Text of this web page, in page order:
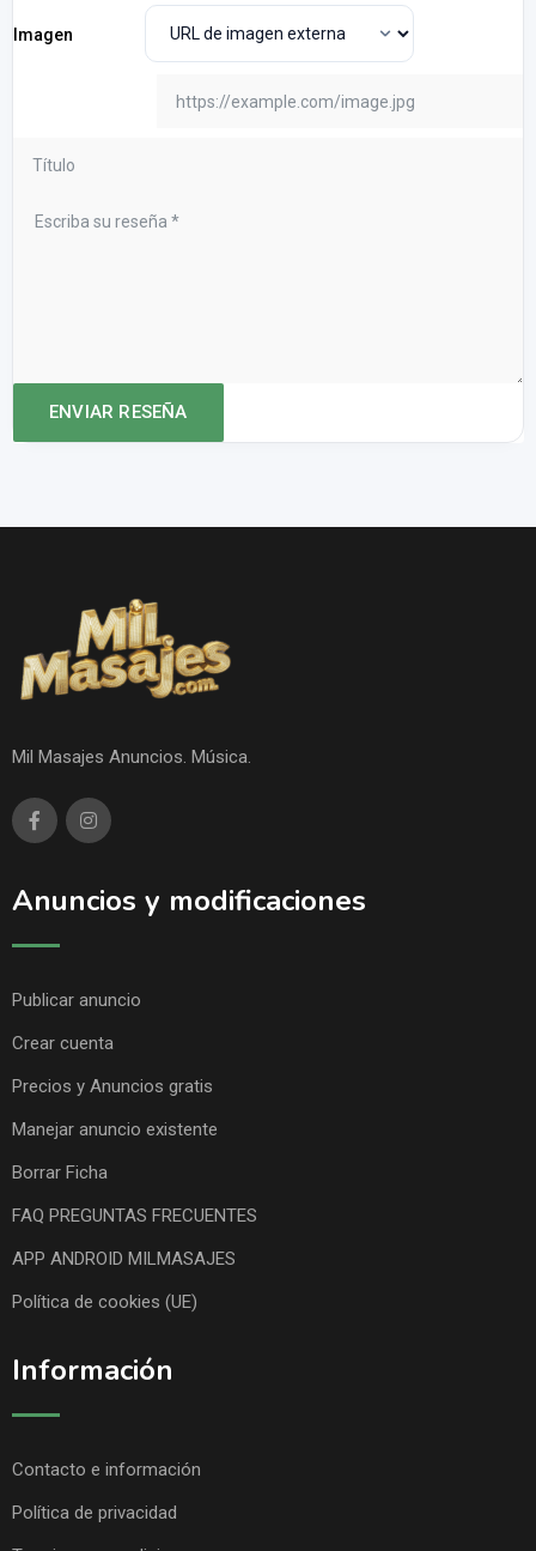
Imagen
Mil Masajes Anuncios. Música.
Anuncios y modificaciones
Publicar anuncio
Crear cuenta
Precios y Anuncios gratis
Manejar anuncio existente
Borrar Ficha
FAQ PREGUNTAS FRECUENTES
APP ANDROID MILMASAJES
Política de cookies (UE)
Información
Contacto e información
Política de privacidad